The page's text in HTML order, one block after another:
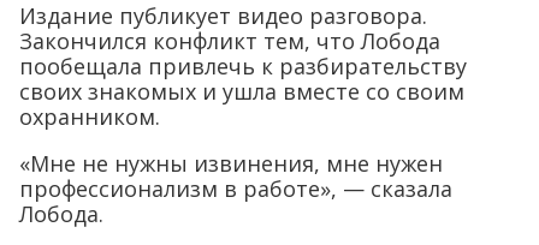
Издание публикует видео разговора.
Закончился конфликт тем, что Лобода
пообещала привлечь к разбирательству
своих знакомых и ушла вместе со своим
охранником.
«Мне не нужны извинения, мне нужен
профессионализм в работе», — сказала
Лобода.